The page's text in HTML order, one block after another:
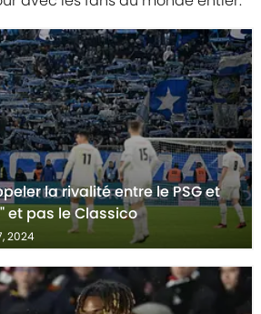
la rivalité entre le PSG et
et pas le Classico
2024